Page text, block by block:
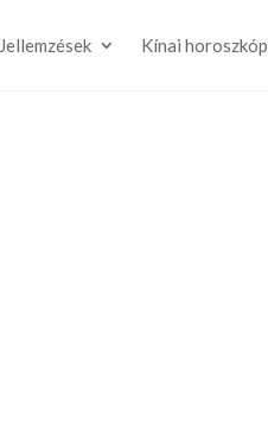
Jellemzések Kínai horoszkóp